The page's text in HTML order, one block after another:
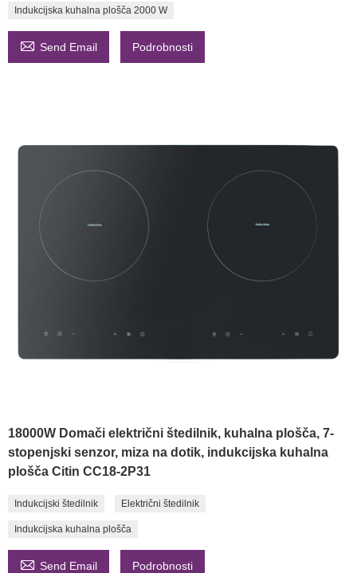
Indukcijska kuhalna plošča 2000 W
 Send Email Podrobnosti
18000W Domači električni štedilnik, kuhalna plošča, 7-
stopenjski senzor, miza na dotik, indukcijska kuhalna
plošča Citin CC18-2P31
Indukcijski štedilnik Električni štedilnik
Indukcijska kuhalna plošča
 Send Email Podrobnosti